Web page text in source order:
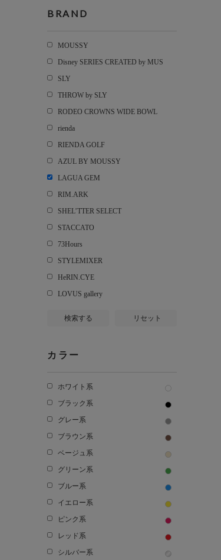
BRAND
MOUSSY
Disney SERIES CREATED by MUS
SLY
THROW by SLY
RODEO CROWNS WIDE BOWL
rienda
RIENDA GOLF
AZUL BY MOUSSY
LAGUA GEM
RIM.ARK
SHEL’TTER SELECT
STACCATO
73Hours
STYLEMIXER
HeRIN.CYE
LOVUS gallery
検索する リセット
カラー
ホワイト系
ブラック系
グレー系
ブラウン系
ベージュ系
グリーン系
ブルー系
イエロー系
ピンク系
レッド系
シルバー系